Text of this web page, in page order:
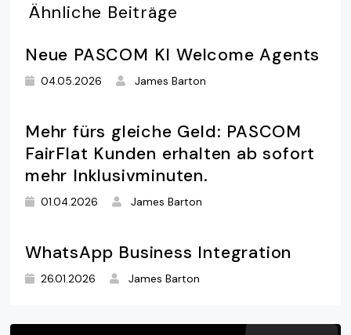
Ähnliche Beiträge
Neue PASCOM KI Welcome Agents
04.05.2026 James Barton
Mehr fürs gleiche Geld: PASCOM
FairFlat Kunden erhalten ab sofort
mehr Inklusivminuten.
01.04.2026 James Barton
WhatsApp Business Integration
26.01.2026 James Barton